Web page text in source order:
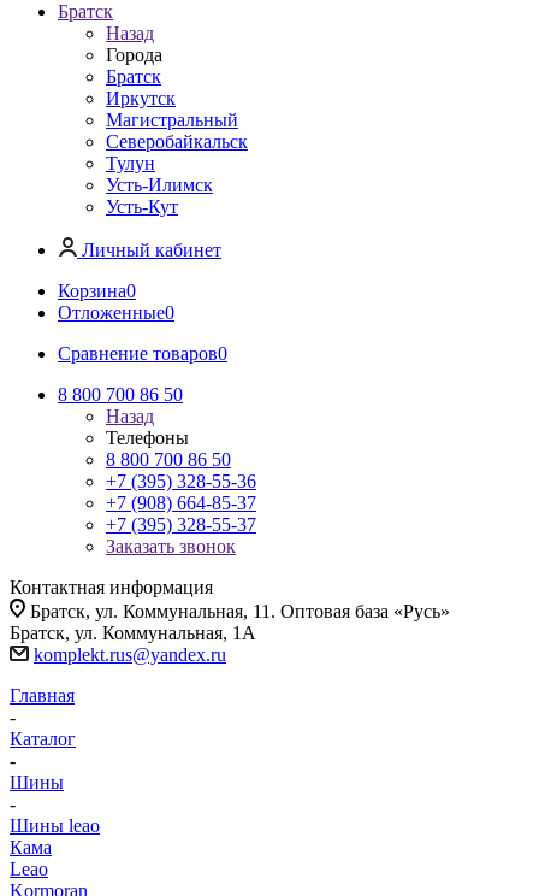
Братск
Назад
Города
Братск
Иркутск
Магистральный
Северобайкальск
Тулун
Усть-Илимск
Усть-Кут
Личный кабинет
Корзина0
Отложенные0
Сравнение товаров0
8 800 700 86 50
Назад
Телефоны
8 800 700 86 50
+7 (395) 328-55-36
+7 (908) 664-85-37
+7 (395) 328-55-37
Заказать звонок
Контактная информация
Братск, ул. Коммунальная, 11. Оптовая база «Русь»
Братск, ул. Коммунальная, 1А
komplekt.rus@yandex.ru
Главная
-
Каталог
-
Шины
-
Шины leao
Кама
Leao
Kormoran